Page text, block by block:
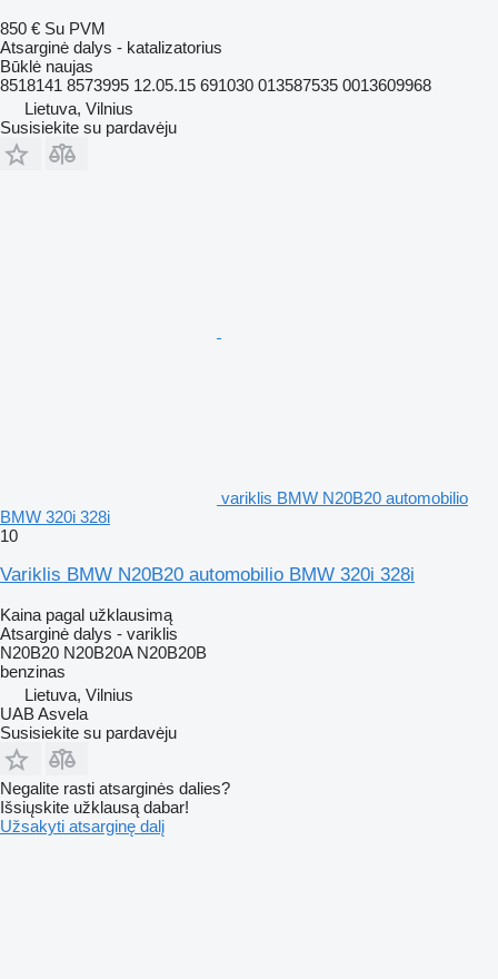
850 € Su PVM
Atsarginė dalys - katalizatorius
Būklė naujas
8518141 8573995 12.05.15 691030 013587535 0013609968
Lietuva, Vilnius
Susisiekite su pardavėju
variklis BMW N20B20 automobilio
BMW 320i 328i
10
Variklis BMW N20B20 automobilio BMW 320i 328i
Kaina pagal užklausimą
Atsarginė dalys - variklis
N20B20 N20B20A N20B20B
benzinas
Lietuva, Vilnius
UAB Asvela
Susisiekite su pardavėju
Negalite rasti atsarginės dalies?
Išsiųskite užklausą dabar!
Užsakyti atsarginę dalį